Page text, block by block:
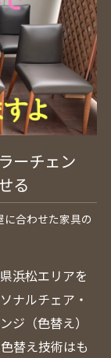
ーチェン
る
合わせた家具の
浜松エリアを
ナルチェア・
ジ（色替え）
替え技術はも